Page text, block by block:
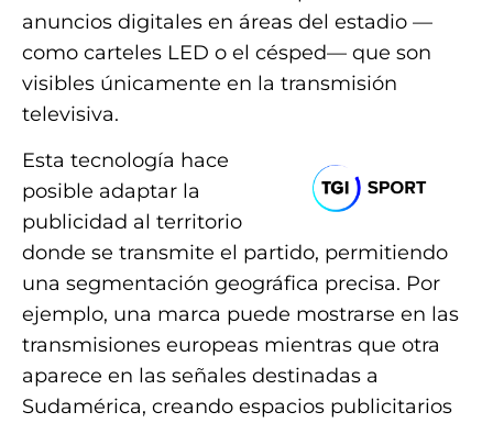
anuncios digitales en áreas del estadio —
como carteles LED o el césped— que son
visibles únicamente en la transmisión
televisiva.
Esta tecnología hace
posible adaptar la
publicidad al territorio
donde se transmite el partido, permitiendo
una segmentación geográfica precisa. Por
ejemplo, una marca puede mostrarse en las
transmisiones europeas mientras que otra
aparece en las señales destinadas a
Sudamérica, creando espacios publicitarios